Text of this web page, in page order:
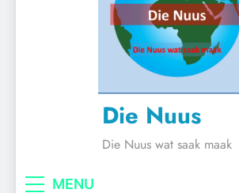
Die Nuus
Die Nuus wat saak maak
MENU